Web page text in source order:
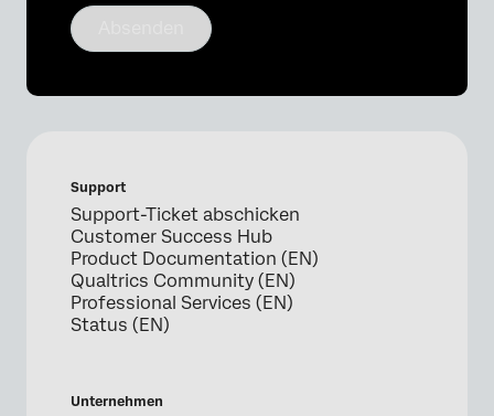
Support
Support-Ticket abschicken
Customer Success Hub
Product Documentation (EN)
Qualtrics Community (EN)
Professional Services (EN)
Status (EN)
Unternehmen